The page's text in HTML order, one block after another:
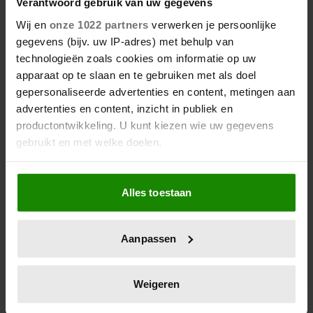
Wij en onze 1022 partners verwerken je persoonlijke
gegevens (bijv. uw IP-adres) met behulp van
technologieën zoals cookies om informatie op uw
apparaat op te slaan en te gebruiken met als doel
gepersonaliseerde advertenties en content, metingen aan
advertenties en content, inzicht in publiek en
productontwikkeling. U kunt kiezen wie uw gegevens
gebruikt en met welke doelen.
Als u het toestaat, willen we ook graag:
Informatie verzamelen over uw geografische
locatie, die tot een paar meter nauwkeurig kan zijn
scannen op specifieke eigenschappen (fingerprinting)
verwerkt en stel uw voorkeuren in het
Alles toestaan
Aanpassen
Weigeren
06/08/2026
VICTOR VLAM BEKRITISEERT TIM
NIEHE NA DUIDELIJKE GRENS
OVER VADER IVO: ‘EEN BEETJE
ONSYMPATHIEK’
06/08/2026